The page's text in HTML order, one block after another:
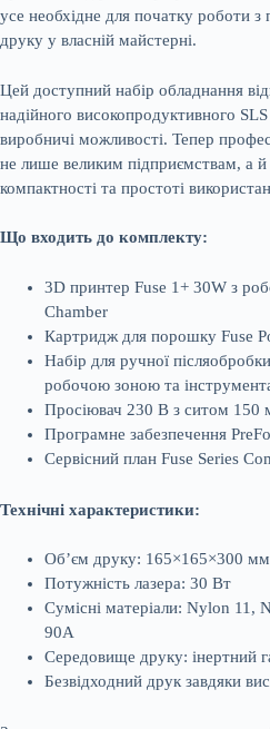
усе необхідне для початку роботи
друку у власній майстерні.
Цей доступний набір обладнання
надійного високопродуктивного
виробничі можливості. Тепер
не лише великим підприємствам, а
компактності та простоті
Що входить до комплекту:
3D принтер Fuse 1+ 30W з
Chamber
Картридж для порошку Fuse
Набір для ручної
робочою зоною та
Просіювач 230 В з ситом 150
Програмне забезпечення
Сервісний план Fuse Series
Технічні характеристики:
Об’єм друку: 165×165×300 мм
Потужність лазера: 30 Вт
Сумісні матеріали: Nylon 11,
90A
Середовище друку: інертний
Безвідходний друк завдяки